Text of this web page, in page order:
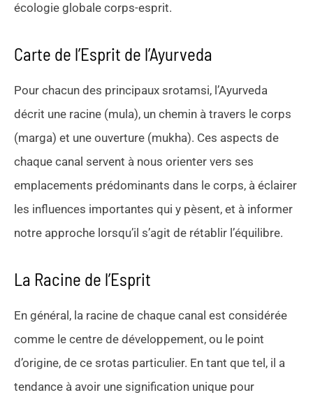
écologie globale corps-esprit.
Carte de l’Esprit de l’Ayurveda
Pour chacun des principaux srotamsi, l’Ayurveda
décrit une racine (mula), un chemin à travers le corps
(marga) et une ouverture (mukha). Ces aspects de
chaque canal servent à nous orienter vers ses
emplacements prédominants dans le corps, à éclairer
les influences importantes qui y pèsent, et à informer
notre approche lorsqu’il s’agit de rétablir l’équilibre.
La Racine de l’Esprit
En général, la racine de chaque canal est considérée
comme le centre de développement, ou le point
d’origine, de ce srotas particulier. En tant que tel, il a
tendance à avoir une signification unique pour